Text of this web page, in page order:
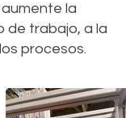
la
de trabajo, a la
procesos.